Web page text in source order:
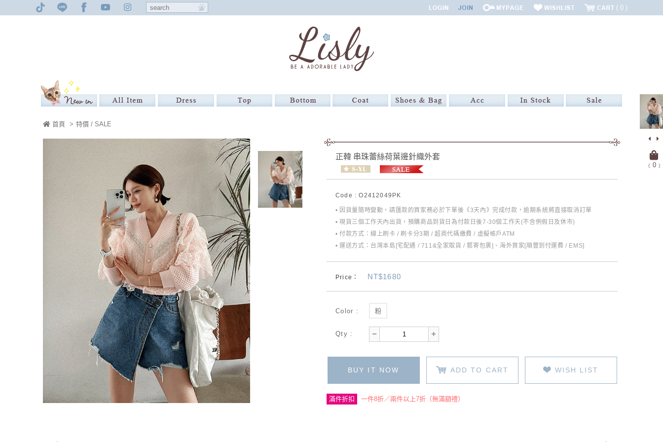
0
﹝ 0﹞
首頁 > 特價 / SALE
正韓 串珠蕾絲荷葉邊針織外套
Code : O2412049PK
• 因貨量隨時變動，請匯款的買家務必於下單後《3天內》完成付款，逾期系統將直接取消訂單
• 現貨三個工作天內出貨，預購商品到貨日為付款日後7-30個工作天(不含例假日及休市)
• 付款方式：線上刷卡 / 刷卡分3期 / 超商代碼繳費 / 虛擬帳戶ATM
• 運送方式：台灣本島[宅配通 / 711&全家取貨 / 郵寄包裹]、海外買家[順豐到付運費 / EMS]
Price： NT$1680
Color : 粉
Qty :
BUY IT NOW ADD TO CART WISH LIST
滿件折扣 一件8折／兩件以上7折（無滿額禮）